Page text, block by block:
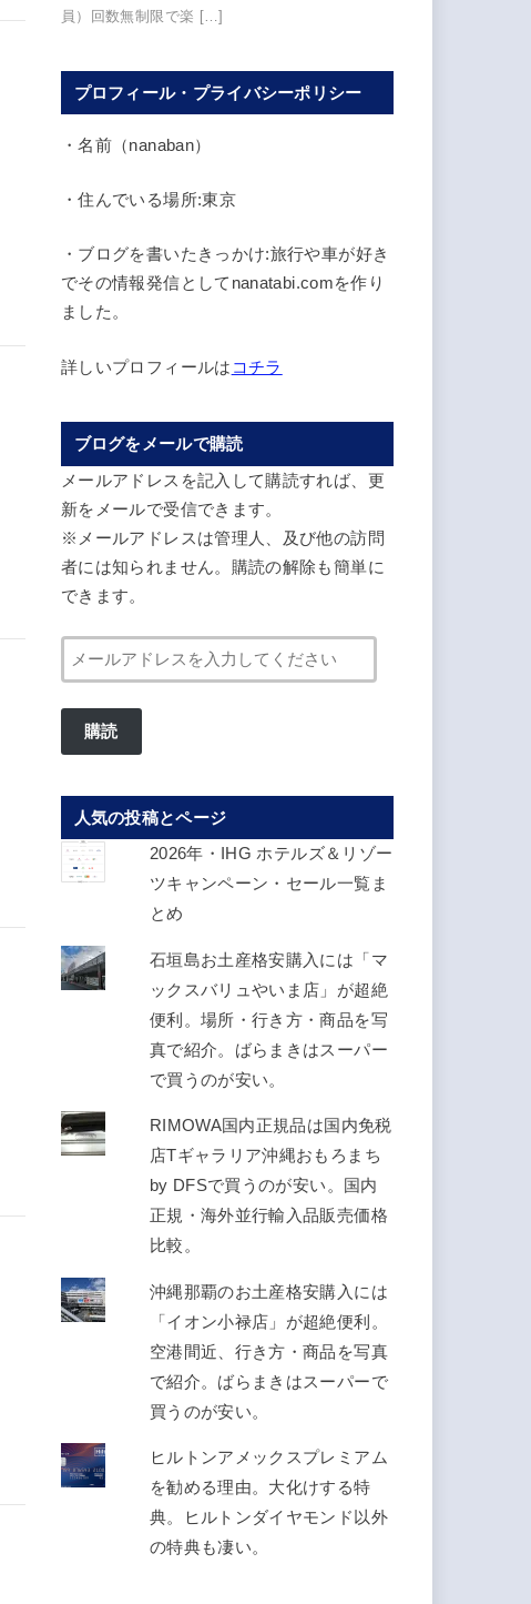
員）回数無制限で楽 […]
プロフィール・プライバシーポリシー
・名前（nanaban）
・住んでいる場所:東京
・ブログを書いたきっかけ:旅行や車が好き
でその情報発信としてnanatabi.comを作り
ました。
詳しいプロフィールは コチラ
ブログをメールで購読
メールアドレスを記入して購読すれば、更
新をメールで受信できます。
※メールアドレスは管理人、及び他の訪問
者には知られません。購読の解除も簡単に
できます。
ー
ル
レ
ス
を
入
て
く
購読
人気の投稿とページ
2026年・IHG ホテルズ＆リゾー
ツキャンペーン・セール一覧ま
とめ
石垣島お土産格安購入には「マ
ックスバリュやいま店」が超絶
便利。場所・行き方・商品を写
真で紹介。ばらまきはスーパー
で買うのが安い。
RIMOWA国内正規品は国内免税
店Tギャラリア沖縄おもろまち
by DFSで買うのが安い。国内
正規・海外並行輸入品販売価格
比較。
沖縄那覇のお土産格安購入には
「イオン小禄店」が超絶便利。
空港間近、行き方・商品を写真
で紹介。ばらまきはスーパーで
買うのが安い。
ヒルトンアメックスプレミアム
を勧める理由。大化けする特
典。ヒルトンダイヤモンド以外
の特典も凄い。